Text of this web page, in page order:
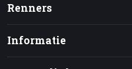
Renners
Informatie